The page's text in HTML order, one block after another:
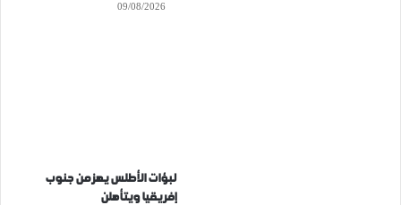
09/08/2026
لبؤات الأطلس يهزمن جنوب
إفريقيا ويتأهلن